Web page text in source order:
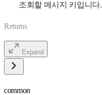
조회할 메시지 키입니다.
Returns
Expand
common